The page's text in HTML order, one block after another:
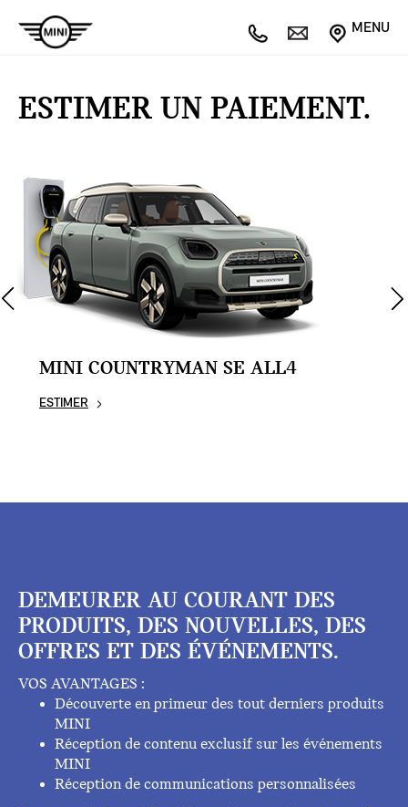
MENU
ESTIMER UN PAIEMENT.
MINI COUNTRYMAN SE ALL4
ESTIMER
DEMEURER AU COURANT DES
PRODUITS, DES NOUVELLES, DES
OFFRES ET DES ÉVÉNEMENTS.
VOS AVANTAGES :
Découverte en primeur des tout derniers produits
MINI
Réception de contenu exclusif sur les événements
MINI
Réception de communications personnalisées